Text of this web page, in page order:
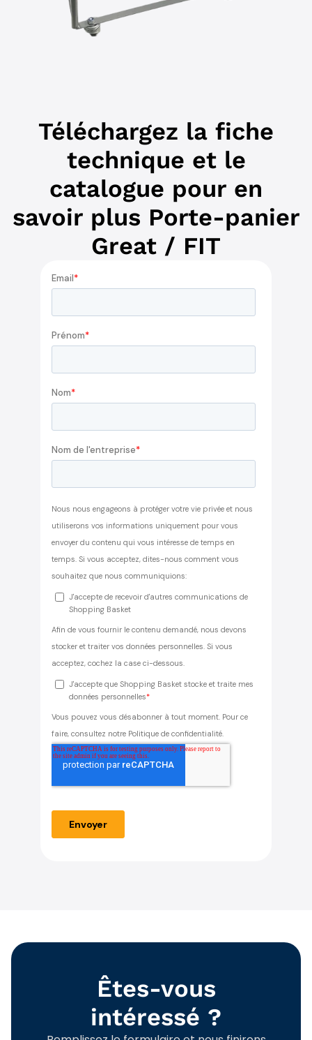
Téléchargez la fiche
technique et le
catalogue pour en
savoir plus Porte-panier
Great / FIT
Êtes-vous
intéressé ?